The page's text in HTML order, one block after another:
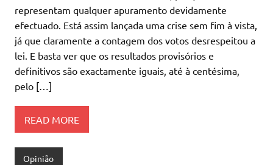
representam qualquer apuramento devidamente
efectuado. Está assim lançada uma crise sem fim à vista,
já que claramente a contagem dos votos desrespeitou a
lei. E basta ver que os resultados provisórios e
definitivos são exactamente iguais, até à centésima,
pelo […]
READ MORE
Opinião